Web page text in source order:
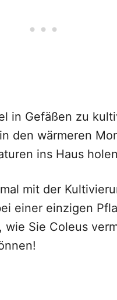
in Gefäßen zu
den wärmeren
ins Haus
mit der
einer einzigen
Sie Coleus